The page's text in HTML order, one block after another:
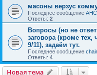
масоны верзус
Последнее сообщение
Ответы: 2
Вопросы (но не
заговора (кроме тех,
9/11), задаём тут.
Последнее сообщение
Ответы: 4
Новая тема